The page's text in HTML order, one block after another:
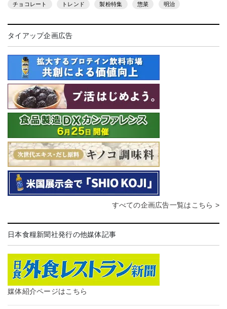
チョコレート トレンド 製粉特集 惣菜 明治
タイアップ企画広告
すべての企画広告一覧はこちら >
日本食糧新聞社発行の他媒体記事
媒体紹介ページはこちら